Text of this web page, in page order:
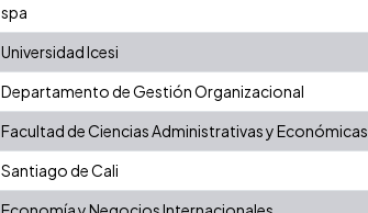
spa
Universidad Icesi
Departamento de Gestión Organizacional
Facultad de Ciencias Administrativas y Económicas
Santiago de Cali